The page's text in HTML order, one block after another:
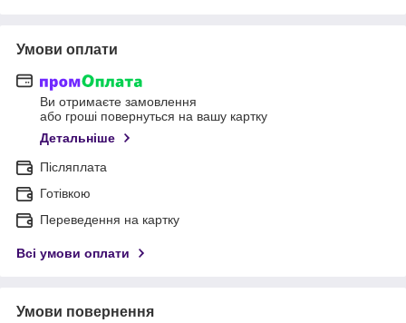
Умови оплати
Ви отримаєте замовлення
або гроші повернуться на вашу картку
Детальніше
Післяплата
Готівкою
Переведення на картку
Всі умови оплати
Умови повернення